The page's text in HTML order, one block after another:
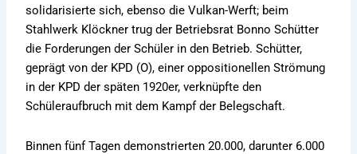
solidarisierte sich, ebenso die Vulkan-Werft; beim
Stahlwerk Klöckner trug der Betriebsrat Bonno Schütter
die Forderungen der Schüler in den Betrieb. Schütter,
geprägt von der KPD (O), einer oppositionellen Strömung
in der KPD der späten 1920er, verknüpfte den
Schüleraufbruch mit dem Kampf der Belegschaft.
Binnen fünf Tagen demonstrierten 20.000, darunter 6.000